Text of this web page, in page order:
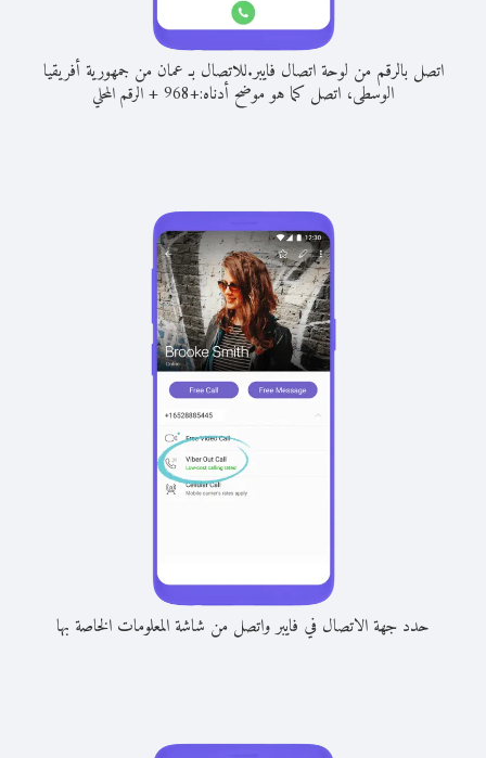
اتصل بالرقم من لوحة اتصال فايبر.للاتصال بـ عمان من جمهورية أفريقيا
الوسطى، اتصل كما هو موضح أدناه:+
968
+الرقم المحلي
حدد جهة الاتصال في فايبر واتصل من شاشة المعلومات الخاصة بها